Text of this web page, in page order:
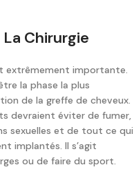
Chirurgie
extrêmement importante.
la phase la plus
de la greffe de cheveux.
devraient éviter de fumer,
sexuelles et de tout ce qui
implantés. Il s’agit
ou de faire du sport.